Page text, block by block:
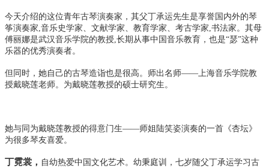
今天介绍的这位青年古琴演奏家，其父丁承运先生是享誉国内外的琴
筝演奏家,音乐史学家、文献学家、教育学家、考古学家,书法家。其母
傅丽娜是武汉音乐学院的教授,长期从事中国音乐教育，也是“瑟”这种
乐器的优秀演奏者。
但同时，她自己的古琴造诣也是很高。 师出名师——上海音乐学院教
授戴晓莲老师。为戴晓莲教授的硕士研究生。
她与同为戴晓莲教授的得意门生——师姐陆笑姿演奏的一首《杏坛》
为很多琴友喜爱。
丁霓裳， 自幼热爱中国文化艺术。幼秉庭训，七岁随父丁承运学习古